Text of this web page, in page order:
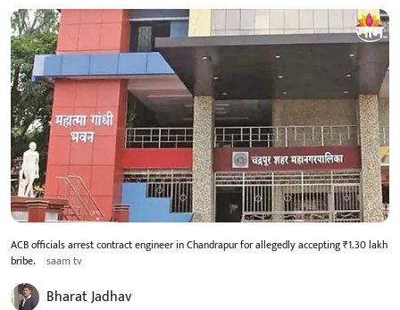
ACB officials arrest contract engineer in Chandrapur for allegedly accepting ₹1.30 lakh
bribe.
saam tv
Bharat Jadhav